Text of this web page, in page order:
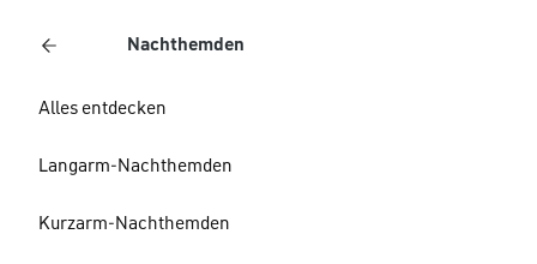
Nachthemden
Alles entdecken
Langarm-Nachthemden
Kurzarm-Nachthemden